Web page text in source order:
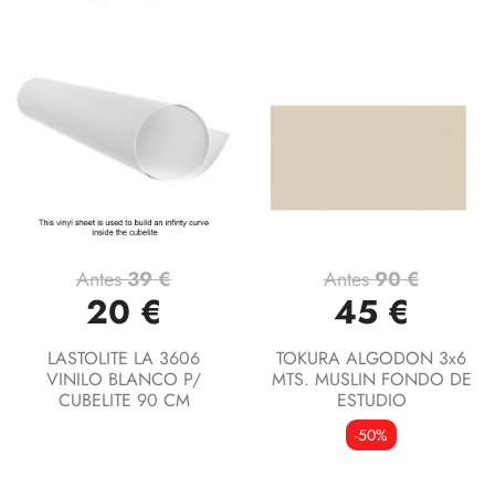
Antes39 €
20 €
LASTOLITE LA 3606
VINILO BLANCO P/
CUBELITE 90 CM
Antes90 €
45 €
TOKURA ALGODON 3x6
MTS. MUSLIN FONDO DE
ESTUDIO
-50%